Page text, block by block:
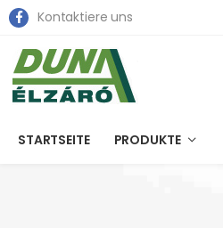
Kontaktiere uns
STARTSEITE PRODUKTE